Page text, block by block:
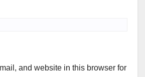
and website in this browser for